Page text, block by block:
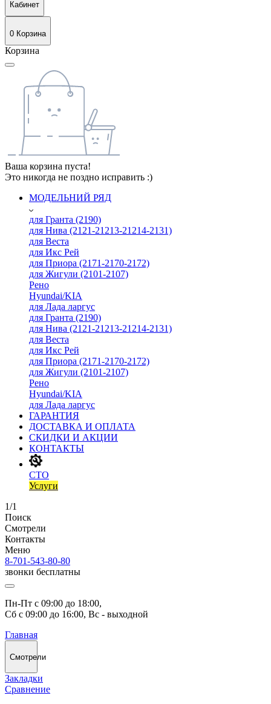
Кабинет
0 Корзина
Корзина
Ваша корзина пуста!
Это никогда не поздно исправить :)
МОДЕЛЬНИЙ РЯД
для Гранта (2190)
для Нива (2121-21213-21214-2131)
для Веста
для Икс Рей
для Приора (2171-2170-2172)
для Жигули (2101-2107)
Рено
Hyundai/KIA
для Лада ларгус
для Гранта (2190)
для Нива (2121-21213-21214-2131)
для Веста
для Икс Рей
для Приора (2171-2170-2172)
для Жигули (2101-2107)
Рено
Hyundai/KIA
для Лада ларгус
ГАРАНТИЯ
ДОСТАВКА И ОПЛАТА
СКИДКИ И АКЦИИ
КОНТАКТЫ
СТО
Услуги
1/1
Поиск
Смотрели
Контакты
Меню
8-701-543-80-80
звонки бесплатны
Пн-Пт с 09:00 до 18:00,
Сб с 09:00 до 16:00, Вс - выходной
Главная
Смотрели
Закладки
Сравнение